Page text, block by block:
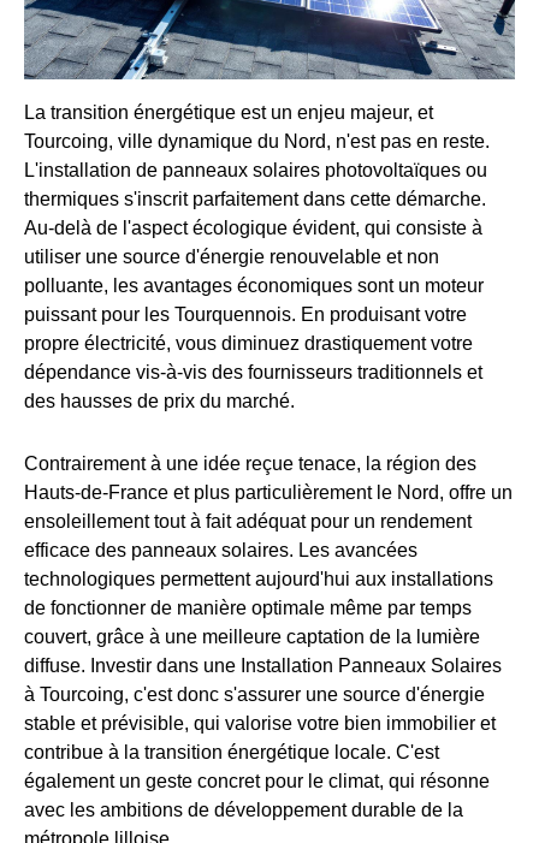
La transition énergétique est un enjeu majeur, et
Tourcoing, ville dynamique du Nord, n'est pas en reste.
L'installation de panneaux solaires photovoltaïques ou
thermiques s'inscrit parfaitement dans cette démarche.
Au-delà de l'aspect écologique évident, qui consiste à
utiliser une source d'énergie renouvelable et non
polluante, les avantages économiques sont un moteur
puissant pour les Tourquennois. En produisant votre
propre électricité, vous diminuez drastiquement votre
dépendance vis-à-vis des fournisseurs traditionnels et
des hausses de prix du marché.
Contrairement à une idée reçue tenace, la région des
Hauts-de-France et plus particulièrement le Nord, offre un
ensoleillement tout à fait adéquat pour un rendement
efficace des panneaux solaires. Les avancées
technologiques permettent aujourd'hui aux installations
de fonctionner de manière optimale même par temps
couvert, grâce à une meilleure captation de la lumière
diffuse. Investir dans une Installation Panneaux Solaires
à Tourcoing, c'est donc s'assurer une source d'énergie
stable et prévisible, qui valorise votre bien immobilier et
contribue à la transition énergétique locale. C'est
également un geste concret pour le climat, qui résonne
avec les ambitions de développement durable de la
métropole lilloise.